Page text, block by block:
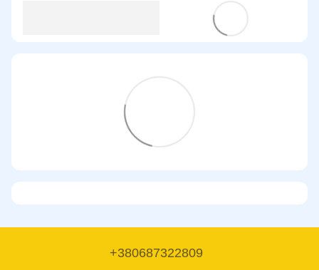
+380687322809